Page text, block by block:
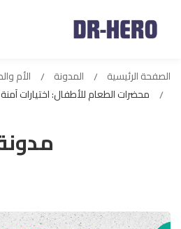
الصفحة الرئيسية المدونة
الأم
محضرات الطعام للأطفال: اختيارات